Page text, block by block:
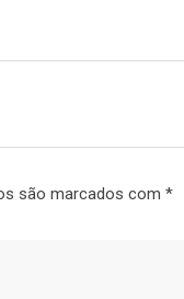
são marcados com *